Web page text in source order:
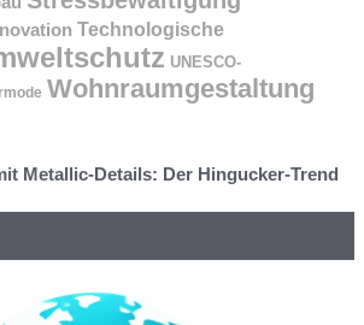
Technologische
UNESCO-
Wohnraumgestaltung
Metallic-Details: Der Hingucker-Trend